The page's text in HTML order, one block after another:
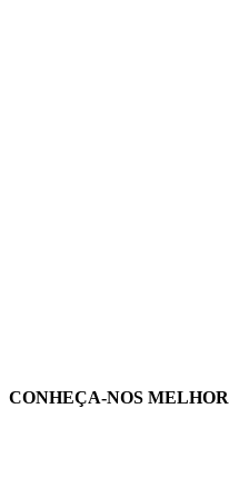
CONHEÇA-NOS MELHOR